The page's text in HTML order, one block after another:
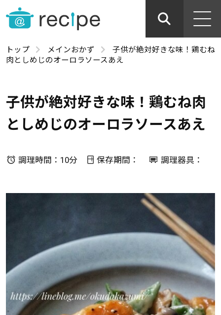
トップ メインおかず
子供が絶対好きな味！鶏むね
肉としめじのオーロラソースあえ
子供が絶対好きな味！鶏むね肉
としめじのオーロラソースあえ
調理時間：10分 保存期間： 調理器具：